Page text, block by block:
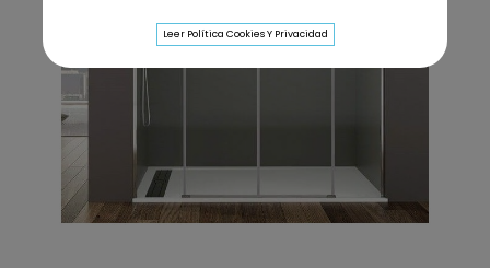
Leer Política Cookies Y Privacidad